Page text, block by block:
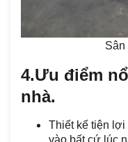
Sân
4.Ưu điểm
nhà.
Thiết kế tiện lợi
vào bất cứ lúc